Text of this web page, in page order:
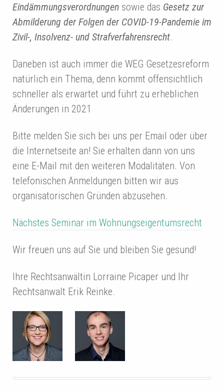
Eindämmungsverordnungen sowie das Gesetz zur
Abmilderung der Folgen der COVID-19-Pandemie im
Zivil-, Insolvenz- und Strafverfahrensrecht.
Daneben ist auch immer die WEG Gesetzesreform
natürlich ein Thema, denn kommt offensichtlich
schneller als erwartet und führt zu erheblichen
Änderungen in 2021
Bitte melden Sie sich bei uns per Email oder über
die Internetseite an! Sie erhalten dann von uns
eine E-Mail mit den weiteren Modalitäten. Von
telefonischen Anmeldungen bitten wir aus
organisatorischen Gründen abzusehen.
Nächstes Seminar im Wohnungseigentumsrecht
Wir freuen uns auf Sie und bleiben Sie gesund!
Ihre Rechtsanwältin Lorraine Picaper und Ihr
Rechtsanwalt Erik Reinke.